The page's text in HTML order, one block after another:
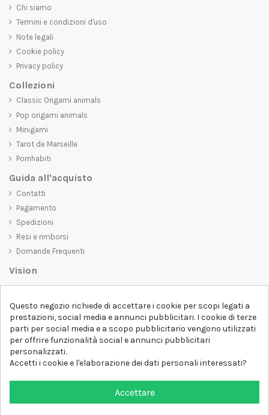
Chi siamo
Termini e condizioni d'uso
Note legali
Cookie policy
Privacy policy
Collezioni
Classic Origami animals
Pop origami animals
Minigami
Tarot de Marseille
Pornhabiti
Guida all'acquisto
Contatti
Pagamento
Spedizioni
Resi e rimborsi
Domande Frequenti
Vision
belli da vedere, ma che trasmettano anche un messaggio importante.
Che siate alla ricerca di una t-shirt unica e di tendenza, di una felpa
comoda e accogliente o di un accessorio esclusivo,D-SHIRTha
qualcosa per tutti.
Follow us
Questo negozio richiede di accettare i cookie per scopi legati a
prestazioni, social media e annunci pubblicitari. I cookie di terze
parti per social media e a scopo pubblicitario vengono utilizzati
per offrire funzionalità social e annunci pubblicitari
personalizzati.
Accetti i cookie e l'elaborazione dei dati personali interessati?
Accettare